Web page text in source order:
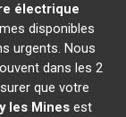
électrique
disponibles
urgents. Nous
dans les 2
que votre
les Mines est